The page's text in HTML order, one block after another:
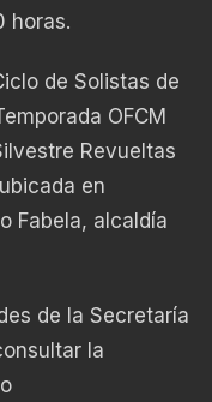
horas.
de Solistas de
OFCM
Revueltas
en
Fabela, alcaldía
de la Secretaría
la